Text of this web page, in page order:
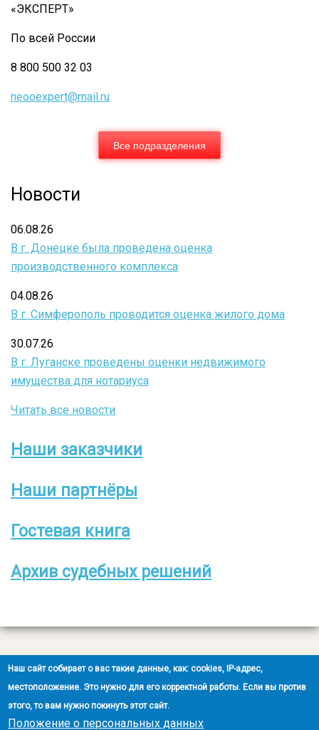
«ЭКСПЕРТ»
По всей России
8 800 500 32 03
neooexpert@mail.ru
Все подразделения
Новости
06.08.26
В г. Донецке была проведена оценка
производственного комплекса
04.08.26
В г. Симферополь проводится оценка жилого дома
30.07.26
В г. Луганске проведены оценки недвижимого
имущества для нотариуса
Читать все новости
Боковое
меню
Наши заказчики
Наши партнёры
Гостевая книга
Архив судебных решений
Все права защищены
2008-2026 © ООО НЭОО «ЭКСПЕРТ»
Создание сайта- Ra-Don.ru
Наш сайт собирает о вас такие данные, как: cookies, IP-адрес,
местоположение. Это нужно для его корректной работы. Если вы против
этого, то вам нужно покинуть этот сайт.
Положение о персональных данных